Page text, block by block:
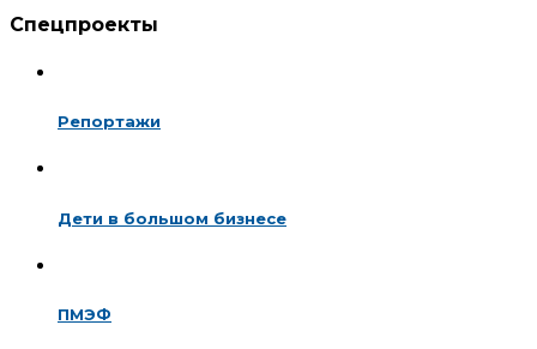
Спецпроекты
Репортажи
Дети в большом бизнесе
ПМЭФ